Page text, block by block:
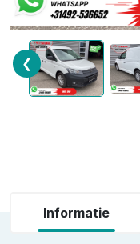
❮
Informatie